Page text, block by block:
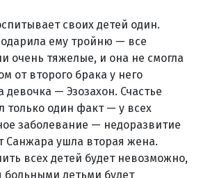
своих детей один.
ему тройню — все
очень тяжелые, и она не смогла
от второго брака у него
девочка — Эзозахон. Счастье
только один факт — у всех
заболевание — недоразвитие
Санжара ушла вторая жена.
всех детей будет невозможно,
больными детьми будет